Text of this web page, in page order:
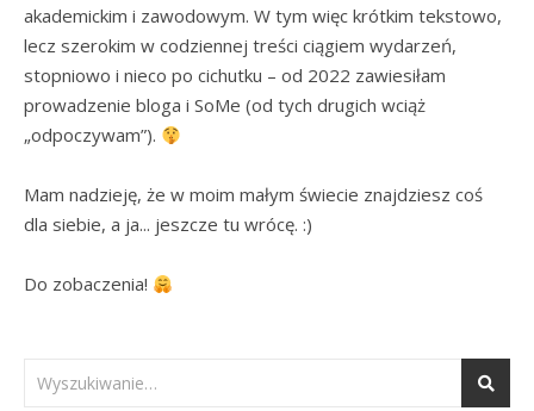
akademickim i zawodowym. W tym więc krótkim tekstowo,
lecz szerokim w codziennej treści ciągiem wydarzeń,
stopniowo i nieco po cichutku – od 2022 zawiesiłam
prowadzenie bloga i SoMe (od tych drugich wciąż
„odpoczywam”).
Mam nadzieję, że w moim małym świecie znajdziesz coś
dla siebie, a ja... jeszcze tu wrócę. :)
Do zobaczenia!